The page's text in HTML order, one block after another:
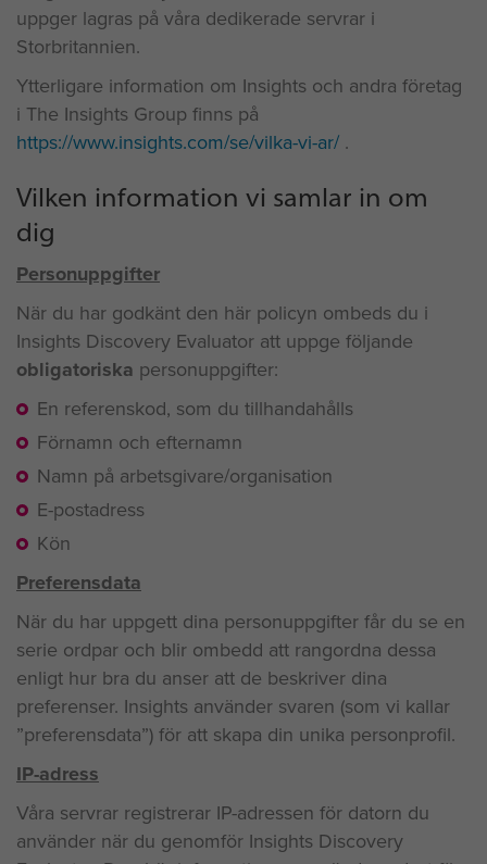
uppger lagras på våra dedikerade servrar i
Storbritannien.
Ytterligare information om Insights och andra företag
i The Insights Group finns på
https://www.insights.com/se/vilka-vi-ar/ .
Vilken information vi samlar in om
dig
Personuppgifter
När du har godkänt den här policyn ombeds du i
Insights Discovery Evaluator att uppge följande
obligatoriska personuppgifter:
En referenskod, som du tillhandahålls
Förnamn och efternamn
Namn på arbetsgivare/organisation
E-postadress
Kön
Preferensdata
När du har uppgett dina personuppgifter får du se en
serie ordpar och blir ombedd att rangordna dessa
enligt hur bra du anser att de beskriver dina
preferenser. Insights använder svaren (som vi kallar
”preferensdata”) för att skapa din unika personprofil.
IP-adress
Våra servrar registrerar IP-adressen för datorn du
använder när du genomför Insights Discovery